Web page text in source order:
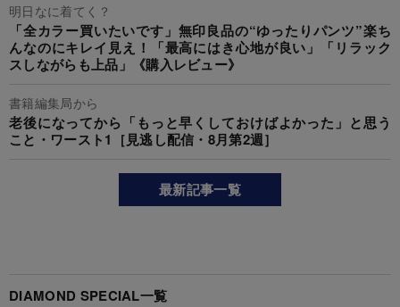
明日なに着てく？
「全カラー買いたいです」無印良品の“ゆったりパンツ”楽ち
んなのにキレイ見え！「最高にはき心地が良い」「リラック
スしながらも上品」《購入レビュー》
書籍編集局から
老後になってから「もっと早くしておけばよかった」と思う
こと・ワースト1［見逃し配信・8月第2週］
最新記事一覧
DIAMOND SPECIAL一覧